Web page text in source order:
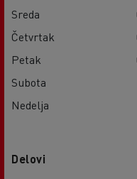
Sreda
Četvrtak
Petak
Subota
Nedelja
Delovi